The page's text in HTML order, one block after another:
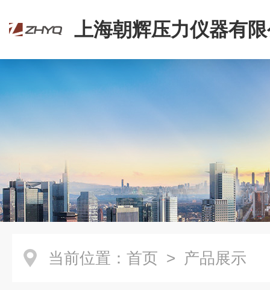
上海朝辉压力仪器有
当前位置： 首页 > 产品展示